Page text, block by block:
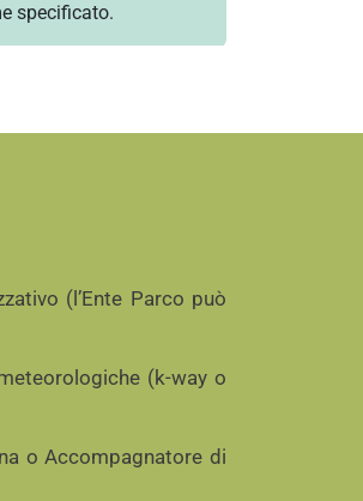
specificato.
(l’Ente Parco può
(k-way o
o Accompagnatore di